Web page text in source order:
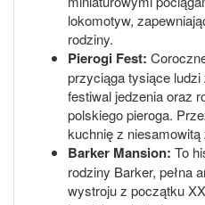
lokomotyw,
rodziny.
Pierogi Fest:
przyciąga tysiące ludzi
festiwal jedzenia oraz
polskiego pieroga.
kuchnię z niesamowitą
Barker Mansion: To
rodziny Barker, pełna
wystroju z początku